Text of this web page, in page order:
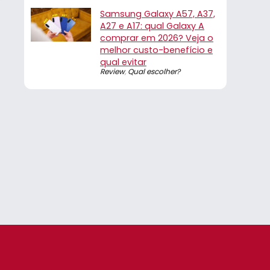
Samsung Galaxy A57, A37,
A27 e A17: qual Galaxy A
comprar em 2026? Veja o
melhor custo-benefício e
qual evitar
Review, Qual escolher?